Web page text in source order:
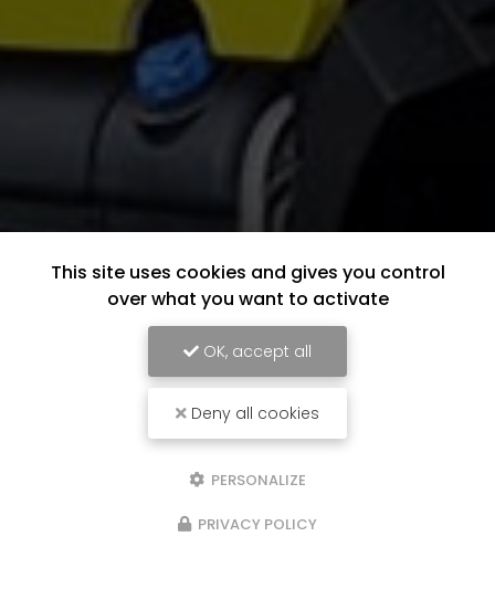
This site uses cookies and gives you control
over what you want to activate
OK, accept all
Deny all cookies
PERSONALIZE
PRIVACY POLICY